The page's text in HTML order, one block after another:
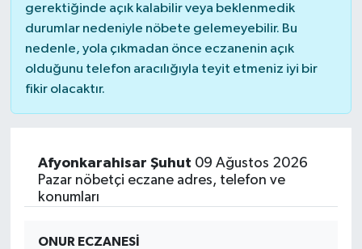
gerektiğinde açık kalabilir veya beklenmedik
durumlar nedeniyle nöbete gelemeyebilir. Bu
nedenle, yola çıkmadan önce eczanenin açık
olduğunu telefon aracılığıyla teyit etmeniz iyi bir
fikir olacaktır.
Afyonkarahisar Şuhut 09 Ağustos 2026
Pazar nöbetçi eczane adres, telefon ve
konumları
ONUR ECZANESİ